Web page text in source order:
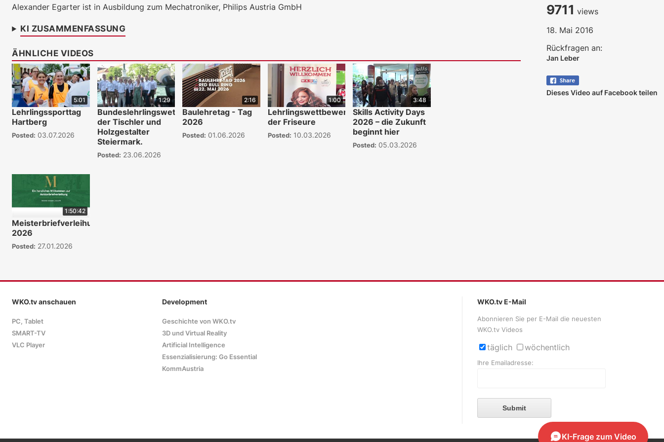
Alexander Egarter ist in Ausbildung zum Mechatroniker, Philips Austria GmbH
KI ZUSAMMENFASSUNG
ÄHNLICHE VIDEOS
5:01
Lehrlingssporttag
Hartberg
Posted: 03.07.2026
1:29
Bundeslehrlingswettbewerb
der Tischler und
Holzgestalter
Steiermark.
Posted: 23.06.2026
2:16
Baulehretag - Tag
2026
Posted: 01.06.2026
1:00
Lehrlingswettbewerb
der Friseure
Posted: 10.03.2026
3:48
Skills Activity Days
2026 – die Zukunft
beginnt hier
Posted: 05.03.2026
1:50:42
Meisterbriefverleihung
2026
Posted: 27.01.2026
9711 views
18. Mai 2016
Rückfragen an:
Jan Leber
Dieses Video auf Facebook teilen
KI-Frage zum Video
Configuration
WKO.tv anschauen
PC, Tablet
SMART-TV
VLC Player
Development
Geschichte von WKO.tv
3D und Virtual Reality
Artificial Intelligence
Essenzialisierung: Go Essential
KommAustria
WKO.tv E-Mail
Abonnieren Sie per E-Mail die neuesten
WKO.tv Videos
täglich wöchentlich
Ihre Emailadresse:
Submit